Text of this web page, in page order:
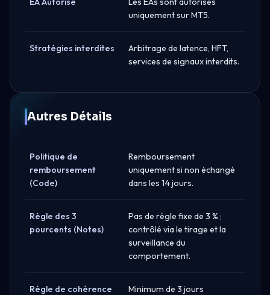
uniquement sur MT5.
Stratégies interdites
Arbitrage de latence, HFT,
services de signaux interdits.
Autres Détails
Politique de
remboursement
(Code)
Remboursement
uniquement si non échangé
dans les 14 jours.
Règle des 3
pourcents (Notes)
Pas de règle fixe de 3 % ;
contrôlé via le tirage et la
surveillance du
comportement.
Règle de cohérence
Minimum de 3 jours